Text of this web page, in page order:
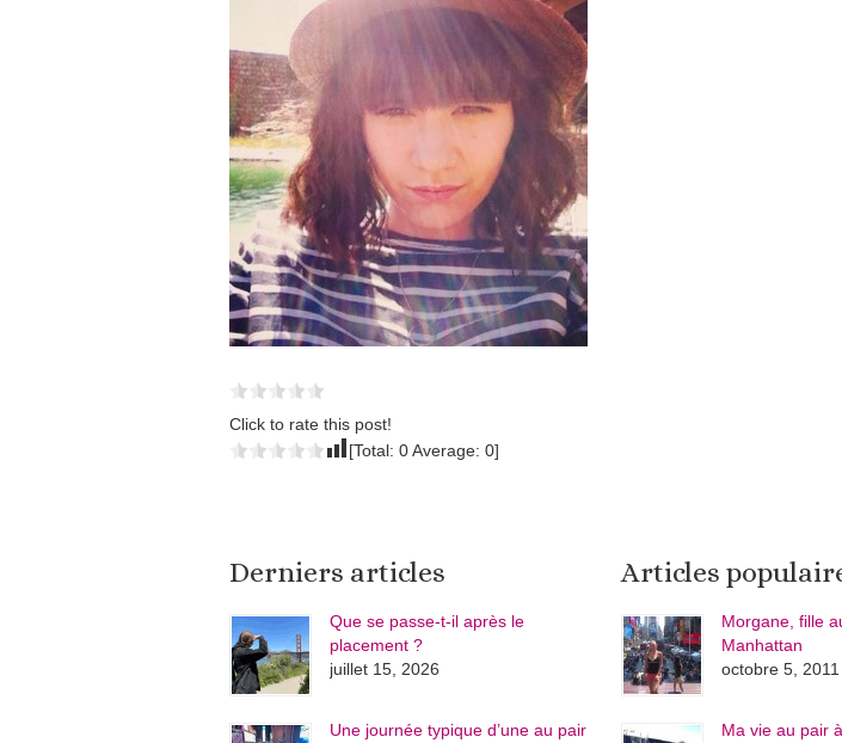
Click to rate this post!
[Total: 0Average: 0]
Derniers articles
Que se passe-t-il après le
placement ?
juillet 15, 2026
Une journée typique d’une au pair
Articles
Morgane, fille
Manhattan
octobre 5, 2011
Ma vie au pair